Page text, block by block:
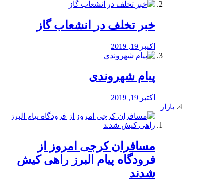
خبر تخلف در انشعاب گاز
اکتبر 19, 2019
پیام شهروندی
اکتبر 19, 2019
بازار
مسافران کرجی امروز از
فرودگاه پیام البرز راهی کیش
شدند